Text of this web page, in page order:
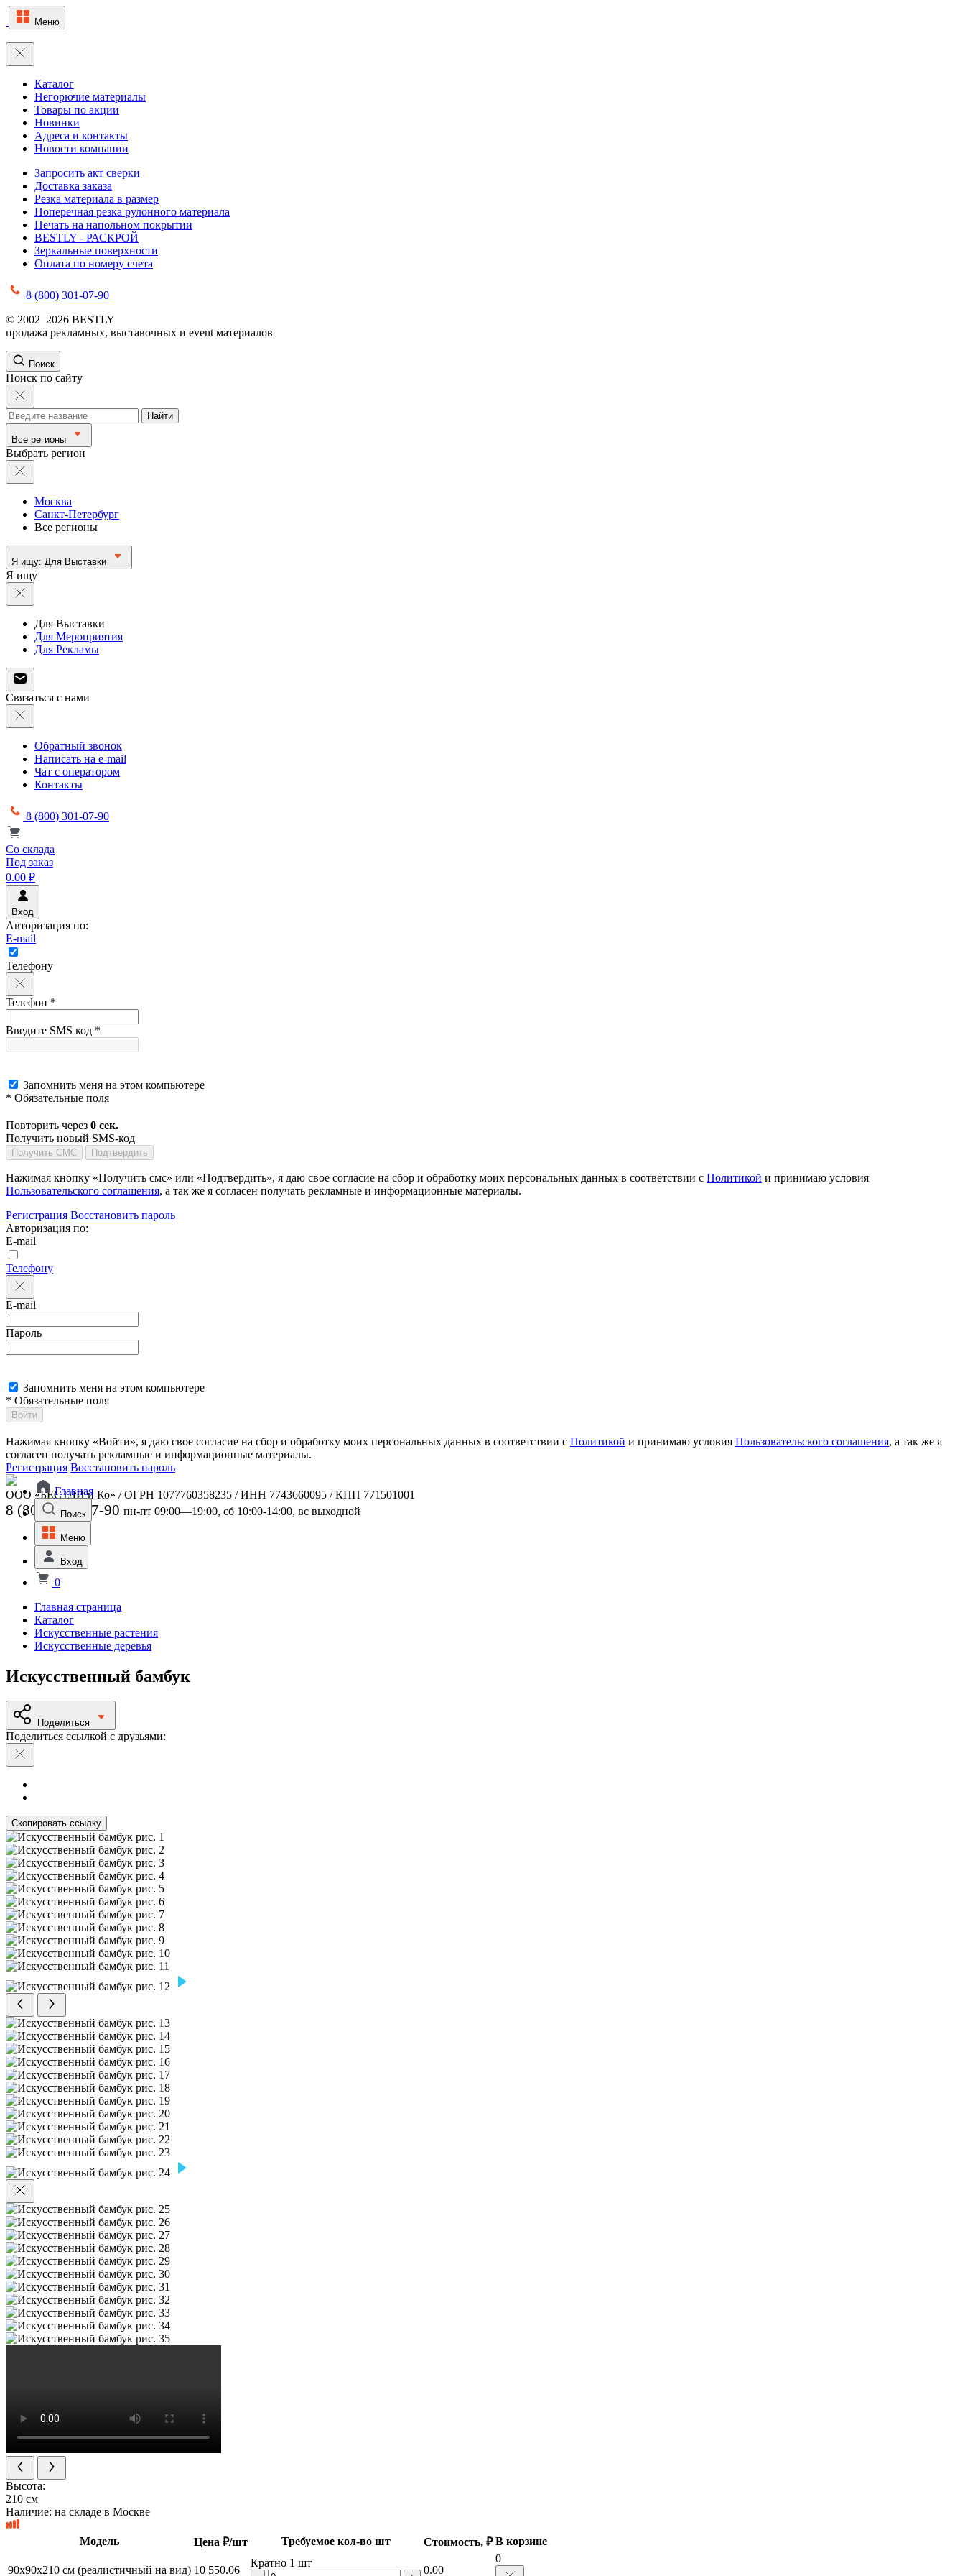
Меню
Каталог
Негорючие материалы
Товары по акции
Новинки
Адреса и контакты
Новости компании
Запросить акт сверки
Доставка заказа
Резка материала в размер
Поперечная резка рулонного материала
Печать на напольном покрытии
BESTLY - РАСКРОЙ
Зеркальные поверхности
Оплата по номеру счета
8 (800) 301-07-90
© 2002–2026 BESTLY
продажа рекламных, выставочных и event материалов
Поиск
Поиск по сайту
Найти
Все регионы
Выбрать регион
Москва
Санкт-Петербург
Все регионы
Я ищу: Для Выставки
Я ищу
Для Выставки
Для Мероприятия
Для Рекламы
Связаться с нами
Обратный звонок
Написать на e-mail
Чат с оператором
Контакты
8 (800) 301-07-90
Со склада
Под заказ
0.00 ₽
Вход
Авторизация по:
E-mail
Телефону
Телефон *
Введите SMS код *
Запомнить меня на этом компьютере
* Обязательные поля
Повторить через 0 сек.
Получить новый SMS-код
Получить СМС Подтвердить
Нажимая кнопку «Получить смс» или «Подтвердить», я даю свое согласие на сбор и обработку моих персональных данных в соответствии с Политикой и принимаю условия
Пользовательского соглашения, а так же я согласен получать рекламные и информационные материалы.
Регистрация Восстановить пароль
Авторизация по:
E-mail
Телефону
E-mail
Пароль
Запомнить меня на этом компьютере
* Обязательные поля
Войти
Нажимая кнопку «Войти», я даю свое согласие на сбор и обработку моих персональных данных в соответствии с Политикой и принимаю условия Пользовательского соглашения, а так же я
согласен получать рекламные и информационные материалы.
Регистрация Восстановить пароль
ООО «БЕСТЛИ и Ко» / ОГРН 1077760358235 / ИНН 7743660095 / КПП 771501001
8 (800) 301-07-90 пн-пт 09:00—19:00, сб 10:00-14:00, вс выходной
Главная
Поиск
Меню
Вход
0
Главная страница
Каталог
Искусственные растения
Искусственные деревья
Искусственный бамбук
Поделиться
Поделиться ссылкой с друзьями:
Скопировать ссылку
Высота:
210 см
Наличие: на складе в Москве
Модель Цена ₽/шт Требуемое кол-во шт Стоимость, ₽ В корзине
90x90x210 см (реалистичный на вид) 10 550.06
Кратно 1 шт
0.00
0